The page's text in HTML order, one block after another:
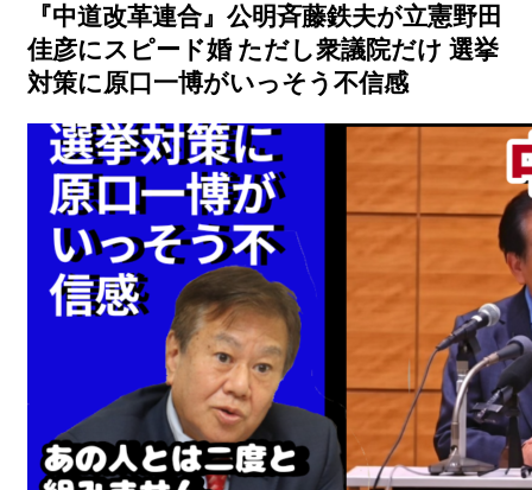
『中道改革連合』公明斉藤鉄夫が立憲野田
佳彦にスピード婚 ただし衆議院だけ 選挙
対策に原口一博がいっそう不信感